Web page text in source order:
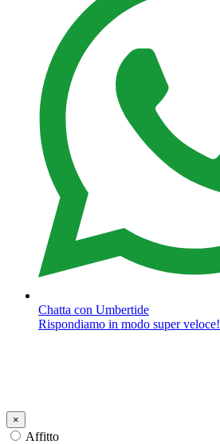
Chatta con Umbertide
Rispondiamo in modo super veloce!
×
Affitto